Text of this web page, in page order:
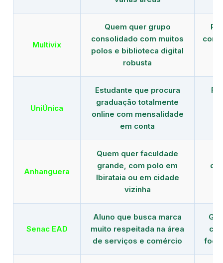
Multivix
Quem quer grupo
consolidado com muitos
polos e biblioteca digital
robusta
com
UniÚnica
Estudante que procura
graduação totalmente
online com mensalidade
em conta
Anhanguera
Quem quer faculdade
grande, com polo em
Ibirataia ou em cidade
vizinha
Senac EAD
Aluno que busca marca
muito respeitada na área
de serviços e comércio
foco